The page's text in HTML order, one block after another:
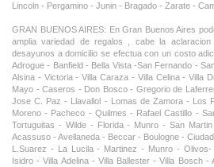
Lincoln - Pergamino - Junin - Bragado - Zarate -
GRAN BUENOS AIRES: En Gran Buenos Aires
amplia variedad de regalos , cabe la
desayunos a domicilio se efectua con un costo
Adrogue - Banfield - Bella Vista -San Fernando -
Alsina - Victoria - Villa Caraza - Villa Celina - Villa
Mayo - Caseros - Don Bosco - Gregorio de
Jose C. Paz - Llavallol - Lomas de Zamora - Los
Moreno - Pacheco - Quilmes - Rafael Castillo -
Tortuguitas - Wilde - Florida - Munro - San
Acassuso - Avellaneda - Beccar - Boulogne -
L.Suarez - La Lucila - Martinez - Munro -
Isidro - Villa Adelina - Villa Ballester - Villa Bosch